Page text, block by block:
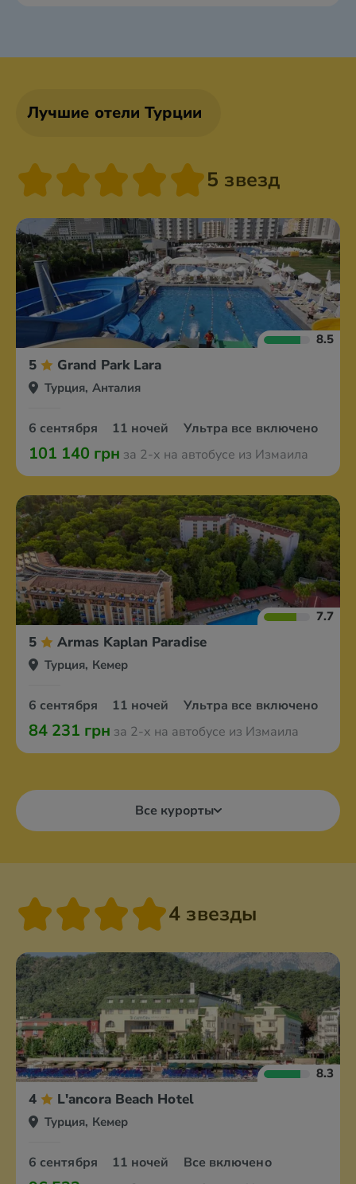
Лучшие отели Турции
5 звезд
8.5
5 Grand Park Lara
Турция, Анталия
6 сентября 11 ночей Ультра все включено
101 140 грн за 2-х на автобусе из Измаила
7.7
5 Armas Kaplan Paradise
Турция, Кемер
6 сентября 11 ночей Ультра все включено
84 231 грн за 2-х на автобусе из Измаила
Все курорты
4 звезды
8.3
4 L'ancora Beach Hotel
Турция, Кемер
6 сентября 11 ночей Все включено